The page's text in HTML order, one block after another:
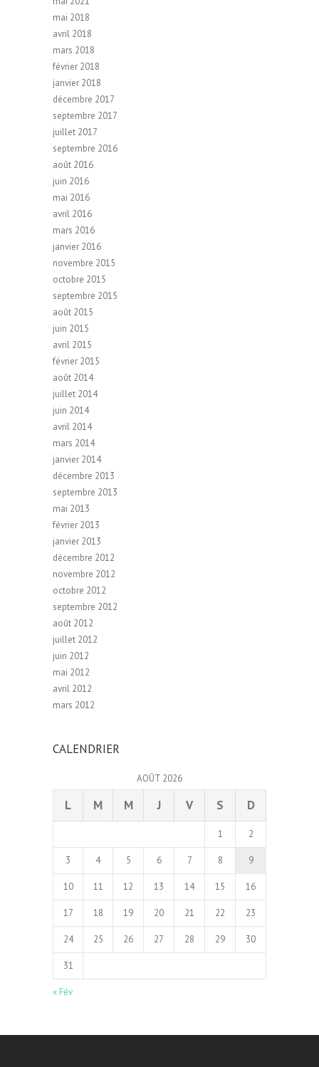
mai 2018
avril 2018
mars 2018
février 2018
janvier 2018
décembre 2017
septembre 2017
juillet 2017
septembre 2016
août 2016
juin 2016
mai 2016
avril 2016
mars 2016
janvier 2016
novembre 2015
octobre 2015
septembre 2015
août 2015
juin 2015
avril 2015
février 2015
août 2014
juillet 2014
juin 2014
avril 2014
mars 2014
janvier 2014
décembre 2013
septembre 2013
mai 2013
février 2013
janvier 2013
décembre 2012
novembre 2012
octobre 2012
septembre 2012
août 2012
juillet 2012
juin 2012
mai 2012
avril 2012
mars 2012
CALENDRIER
AOÛT 2026
L M M J V S D
1 2
3 4 5 6 7 8 9
10 11 12 13 14 15 16
17 18 19 20 21 22 23
24 25 26 27 28 29 30
31
« Fév